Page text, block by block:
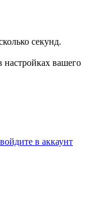
секунд.
настройках вашего
войдите в аккаунт